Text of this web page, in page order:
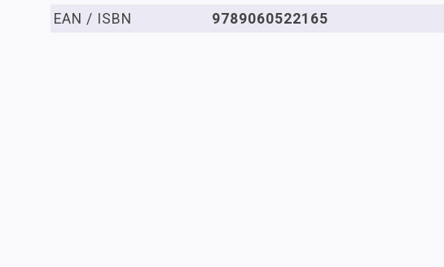
EAN / ISBN
9789060522165